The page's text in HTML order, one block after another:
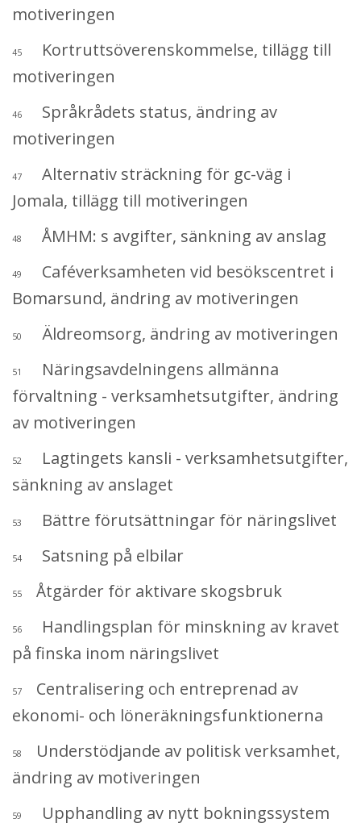
motiveringen
45
Kortruttsöverenskommelse, tillägg till
motiveringen
46
Språkrådets status, ändring av
motiveringen
47
Alternativ sträckning för gc-väg i
Jomala, tillägg till motiveringen
48 ÅMHM: s avgifter, sänkning av anslag
49
Caféverksamheten vid besökscentret i
Bomarsund, ändring av motiveringen
50 Äldreomsorg, ändring av motiveringen
51
Näringsavdelningens allmänna
förvaltning - verksamhetsutgifter, ändring
av motiveringen
52
Lagtingets kansli - verksamhetsutgifter,
sänkning av anslaget
53 Bättre förutsättningar för näringslivet
54 Satsning på elbilar
55 Åtgärder för aktivare skogsbruk
56
Handlingsplan för minskning av kravet
på finska inom näringslivet
57 Centralisering och entreprenad av
ekonomi- och löneräkningsfunktionerna
58
Understödjande av politisk verksamhet,
ändring av motiveringen
59 Upphandling av nytt bokningssystem